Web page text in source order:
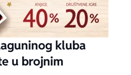
kluba
u brojnim